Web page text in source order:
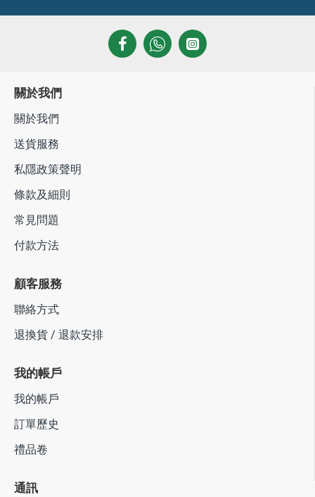
關於我們
關於我們
送貨服務
私隱政策聲明
條款及細則
常見問題
付款方法
顧客服務
聯絡方式
退換貨 / 退款安排
我的帳戶
我的帳戶
訂單歷史
禮品卷
通訊